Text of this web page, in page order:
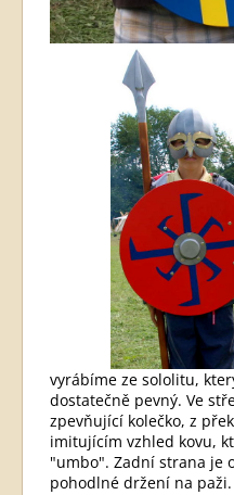
vyrábíme ze sololitu,
dostatečně pevný. Ve
zpevňující kolečko, z
imitujícím vzhled kovu,
"umbo". Zadní strana je
pohodlné držení na paži.